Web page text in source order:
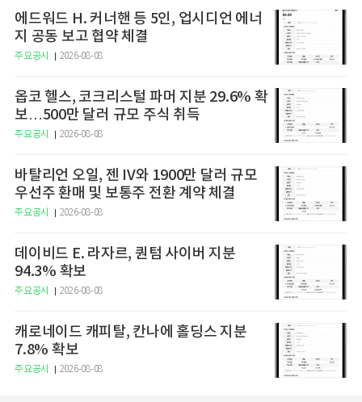
에드워드 H. 커너핸 등 5인, 업시디언 에너
지 공동 보고 협약 체결
주요공시 2026-08-08
옵코 헬스, 코크리스털 파머 지분 29.6% 확
보…500만 달러 규모 주식 취득
주요공시 2026-08-08
바탈리언 오일, 젠 IV와 1900만 달러 규모
우선주 환매 및 보통주 전환 계약 체결
주요공시 2026-08-08
데이비드 E. 라자르, 퀀텀 사이버 지분
94.3% 확보
주요공시 2026-08-08
캐로네이드 캐피탈, 칸나에 홀딩스 지분
7.8% 확보
주요공시 2026-08-08